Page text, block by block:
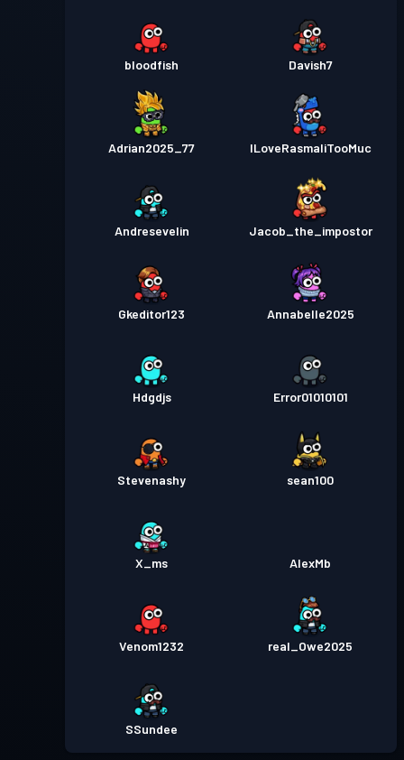
bloodfish Davish7
Adrian2025_77 ILoveRasmaliTooMuc
Andresevelin Jacob_the_impostor
Gkeditor123 Annabelle2025
Hdgdjs Error01010101
Stevenashy sean100
X_ms AlexMb
Venom1232 real_Owe2025
SSundee